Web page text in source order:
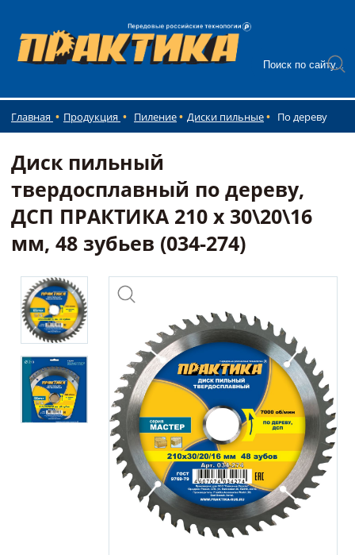
Главная Продукция Пиление Диски пильные По дереву
Диск пильный
твердосплавный по дереву,
ДСП ПРАКТИКА 210 х 30\20\16
мм, 48 зубьев (034-274)